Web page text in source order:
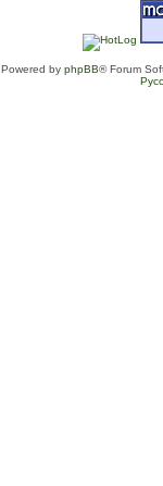
Powered by phpBB® Forum